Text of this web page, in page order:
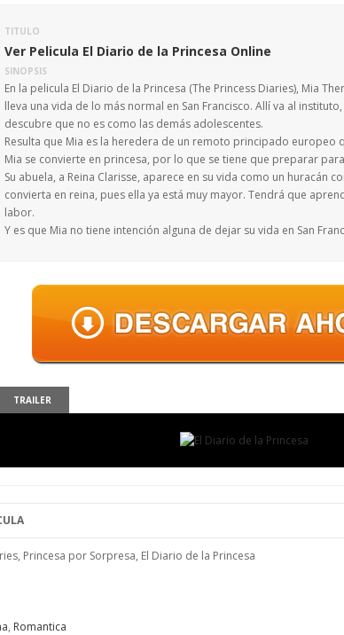
TITULO
Ver Pelicula El Diario de la Princesa Online
SINOPSIS
En la pelicula El Diario de la Princesa (The Princess Diaries), Mia
lleva una vida de lo más normal en San Francisco. Allí va al
descubre que no es como las demás adolescentes.
Resulta que Mia es la heredera de un remoto principado europeo
Mia se convierte en princesa, por lo que se tiene que preparar
Su abuela, a Reina Clarisse, aparece en su vida como un
convierta en reina, pues ella ya está muy mayor. Tendrá que
labor.
Y es que Mia no tiene intención alguna de dejar su vida en San
TRAILER
Princesa por Sorpresa, El Diario de la Princesa
, Romantica